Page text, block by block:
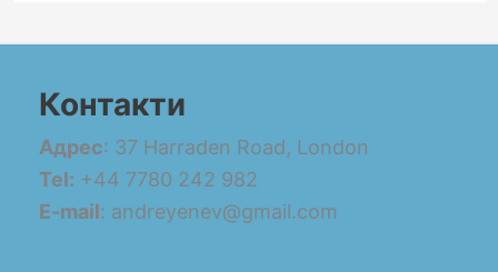
Контакти
Адрес: 37 Harraden Road, London
Tel: +44 7780 242 982
E-mail: andreyenev@gmail.com